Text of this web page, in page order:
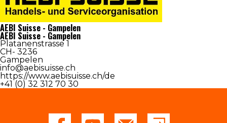
Groentechniek
Onderdelen en service
Occasions
AEBI Suisse - Gampelen
AEBI Suisse - Gampelen
Platanenstrasse 1
CH- 3236
Gampelen
info@aebisuisse.ch
https://www.aebisuisse.ch/de
+41 (0) 32 312 70 30